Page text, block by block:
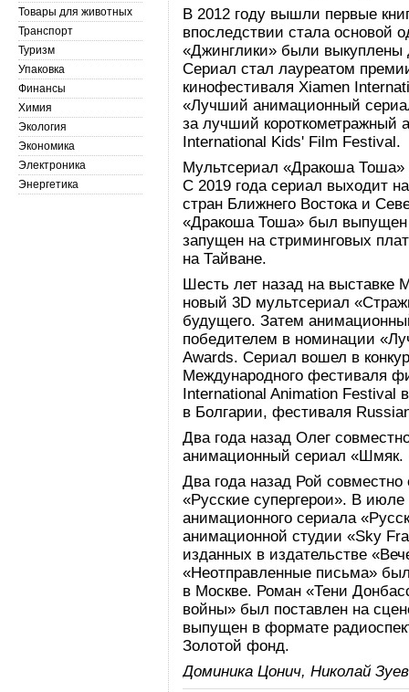
В 2012 году вышли первые
впоследствии стала основой
«Джинглики» были выкуплены
Сериал стал лауреатом
кинофестиваля Xiamen
«Лучший анимационный
за лучший
International Kids' Film Festival.
Мультсериал «Дракоша
С 2019 года сериал выходит
стран Ближнего Востока и
«Дракоша Тоша» был
запущен на стриминговых
на Тайване.
Шесть лет назад на выставке
новый 3D мультсериал
будущего. Затем
победителем в номинации
Awards. Сериал вошел в
Международного фестиваля
International Animation Festival
в Болгарии, фестиваля
Два года назад Олег
анимационный сериал «Шмяк.
Два года назад Рой
«Русские супергерои». В
анимационного сериала
анимационной студии «Sky
изданных в издательстве
«Неотправленные письма»
в Москве. Роман «Тени
войны» был поставлен на
выпущен в формате
Золотой фонд.
Доминика Цонич, Николай
Товары для животных
Транспорт
Туризм
Упаковка
Финансы
Химия
Экология
Экономика
Электроника
Энергетика